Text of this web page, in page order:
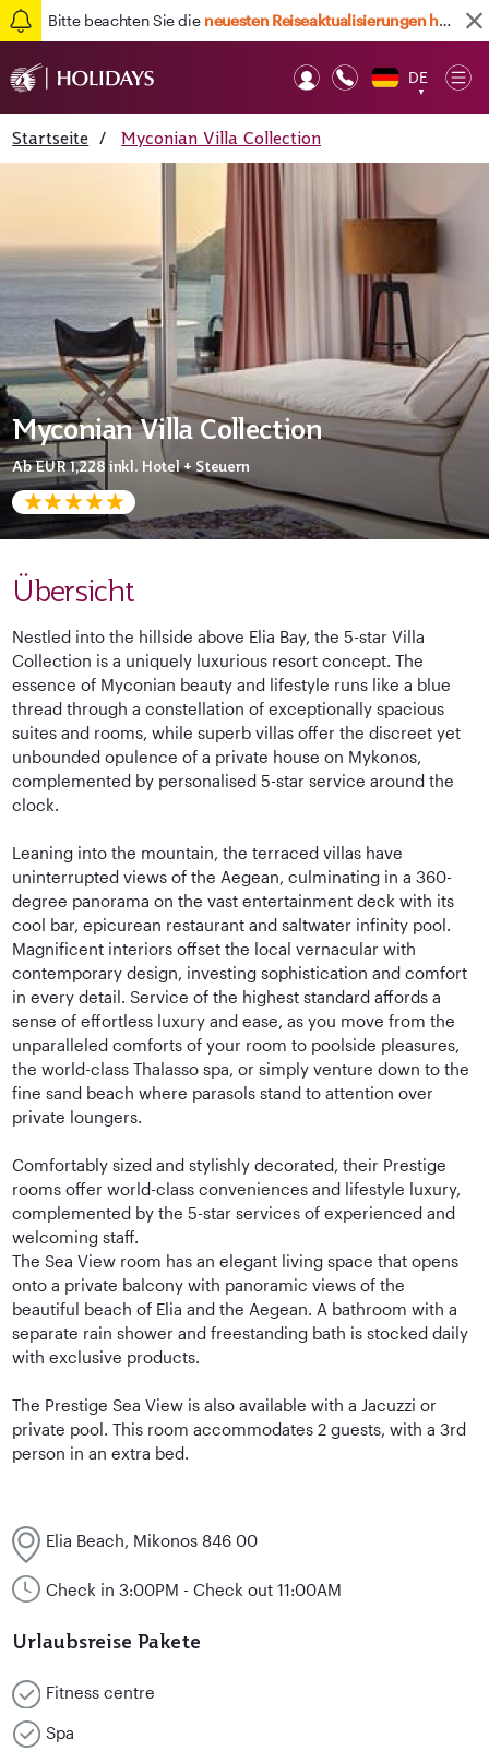
Bitte beachten Sie die neuesten Reiseaktualisierungen hier
DE
▼
Startseite / Myconian Villa Collection
Myconian Villa Collection
AbEUR 1,228 inkl. Hotel + Steuern
Übersicht
Nestled into the hillside above Elia Bay, the 5-star ​Villa
Collection is a uniquely ​luxurious​ resort​ ​concept​​. ​The
essence of Myconian beauty and lifestyle runs like a blue
thread through a constellation of exceptionally spacious
suites and rooms, while superb villas offer the discreet yet
unbounded opulence of a private house on Mykonos,
complemented by personalised 5-star service around the
clock.
Leaning into the mountain, the terraced villas have
uninterrupted views of the Aegean, culminating in a 360-
degree panorama on the vast entertainment deck with its
cool bar, epicurean restaurant and saltwater infinity pool.
Magnificent interiors offset the local vernacular with
contemporary design, investing sophistication and comfort
in every detail. Service of the highest standard affords a
sense of effortless luxury and ease, as you move from the
unparalleled comforts of your room to poolside pleasures,
the world-class Thalasso spa, or simply venture down to the
fine sand beach where parasols stand to attention over
private loungers.
Comfortably sized and stylishly decorated, their Prestige
rooms offer world-class conveniences and lifestyle luxury,
complemented by the 5-star services of experienced and
welcoming staff.
The Sea View room has an elegant living space that opens
onto a private balcony with panoramic views of the
beautiful beach of Elia and the Aegean. A bathroom with a
separate rain shower and freestanding bath is stocked daily
with exclusive products.
The Prestige Sea View is also available with a Jacuzzi or
private pool. This room accommodates 2 guests, with a 3rd
person in an extra bed.
Elia Beach, Mikonos 846 00
Check in 3:00PM - Check out 11:00AM
Urlaubsreise Pakete
Fitness centre
Spa